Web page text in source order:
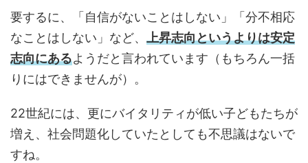
要するに、「自信がないことはしない」「分不相応
なことはしない」など、 上昇志向というよりは安定
志向にあるようだと言われています（もちろん一括
りにはできませんが）。
22世紀には、更にバイタリティが低い子どもたちが
増え、社会問題化していたとしても不思議はないで
すね。